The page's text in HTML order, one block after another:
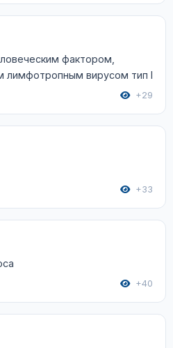
фактором,
лимфотропным вирусом тип I
+29
+33
+40